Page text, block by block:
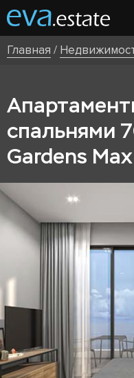
Главная /
спальнями
Gardens